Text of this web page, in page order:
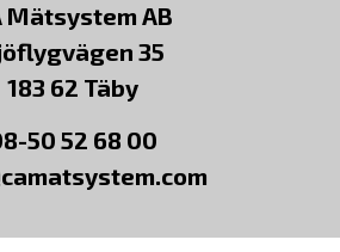
Mätsystem AB
35
183 62 Täby
50 52 68 00